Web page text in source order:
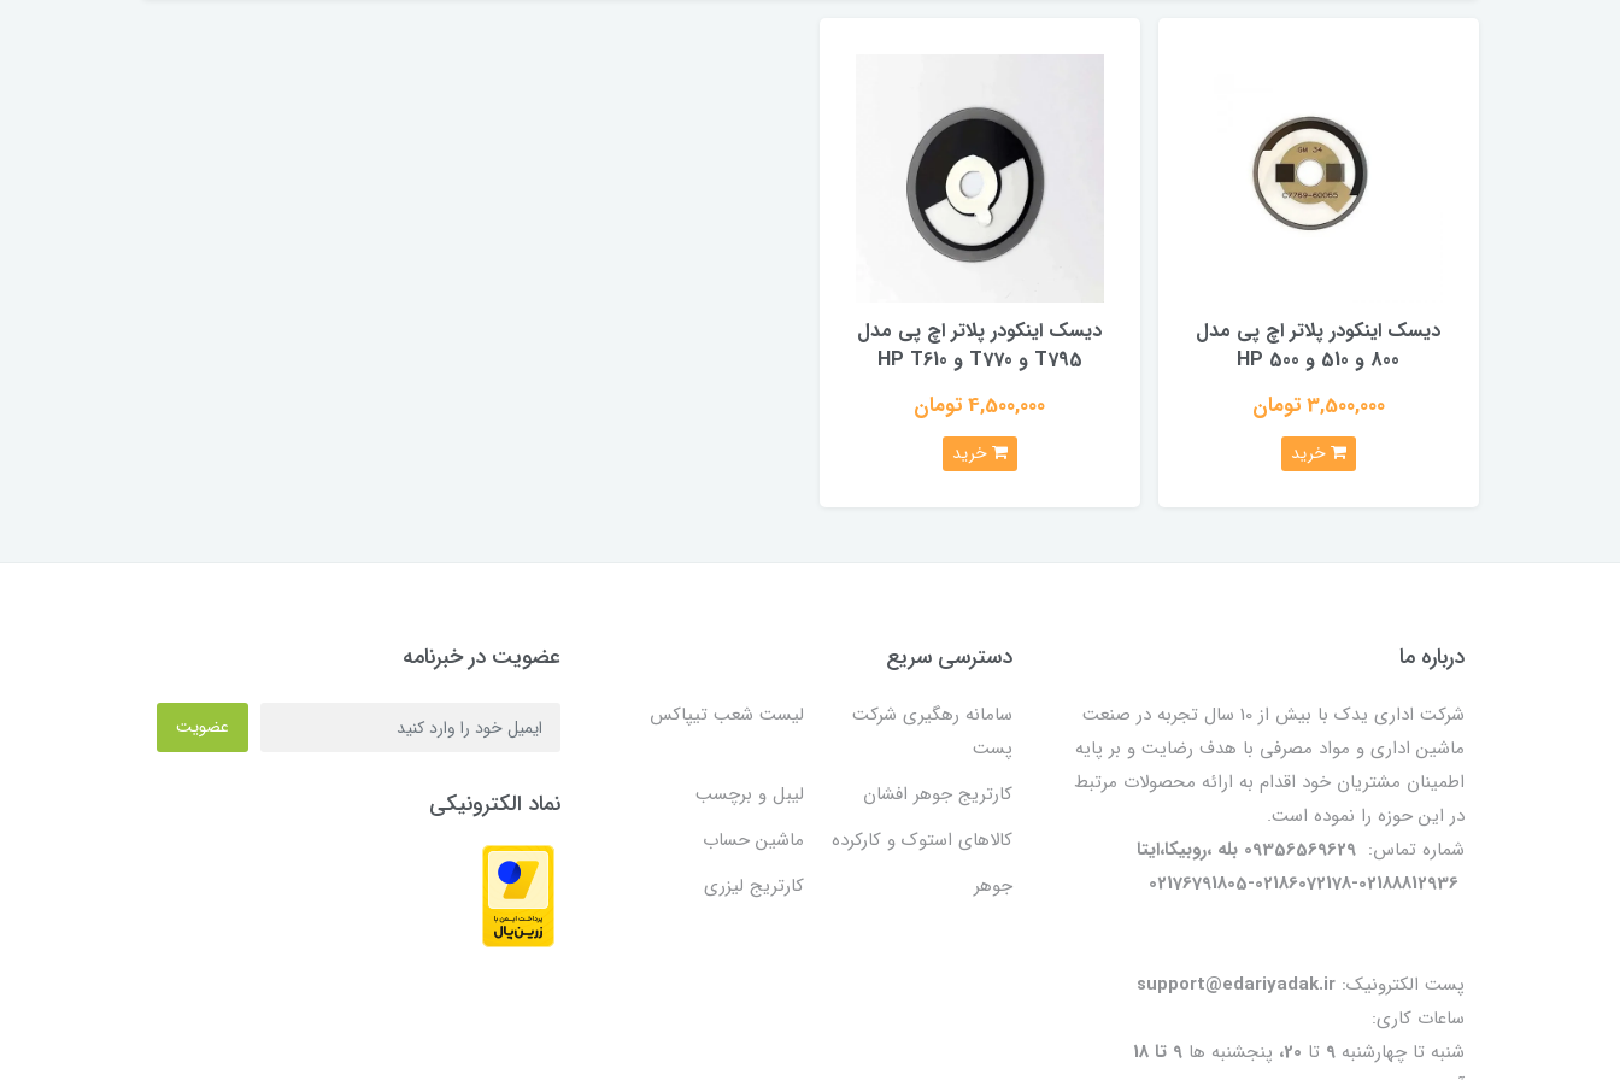
دیسک اینکودر پلاتر اچ پی مدل
800 و 510 و HP 500
3,500,000 تومان
خرید
دیسک اینکودر پلاتر اچ پی مدل
T795 و T770 و HP T610
4,500,000 تومان
خرید
درباره ما
شرکت اداری یدک با بیش از 10 سال تجربه در صنعت
ماشین اداری و مواد مصرفی با هدف رضایت و بر پایه
اطمینان مشتریان خود اقدام به ارائه محصولات مرتبط
در این حوزه را نموده است.
شماره تماس:09356569629 بله ،روبیکا،ایتا
02176791805-02186072178-02188812936
پست الکترونیک: support@edariyadak.ir
ساعات کاری:
شنبه تا چهارشنبه9 تا 20، پنجشنبه ها 9 تا 18
دسترسی سریع
سامانه رهگیری شرکت
پست
لیست شعب تیپاکس
کارتریج جوهر افشان
لیبل و برچسب
کالاهای استوک و کارکرده
ماشین حساب
جوهر
کارتریج لیزری
عضویت در خبرنامه
عضویت
نماد الکترونیکی